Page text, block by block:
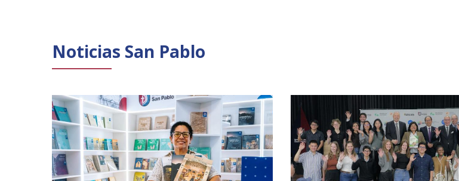
Noticias San Pablo